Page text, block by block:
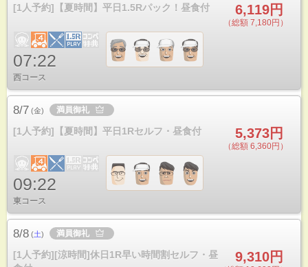
[1人予約]【夏時間】平日1.5Rパック！昼食付 6,119円
（総額 7,180円）
07:22
西コース
8/7 (金) 満員御礼
[1人予約]【夏時間】平日1Rセルフ・昼食付 5,373円
（総額 6,360円）
09:22
東コース
8/8 (土) 満員御礼
[1人予約][涼時間]休日1R早い時間割セルフ・昼
9,310円